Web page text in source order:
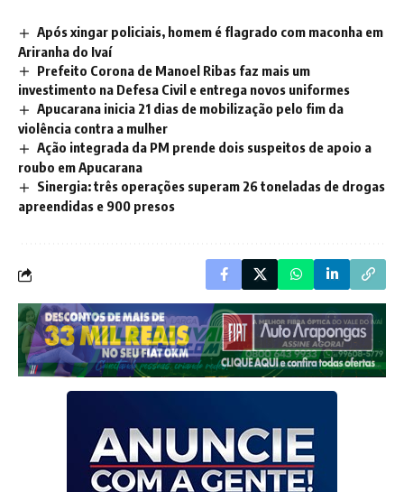
Após xingar policiais, homem é flagrado com maconha em
Ariranha do Ivaí
Prefeito Corona de Manoel Ribas faz mais um
investimento na Defesa Civil e entrega novos uniformes
Apucarana inicia 21 dias de mobilização pelo fim da
violência contra a mulher
Ação integrada da PM prende dois suspeitos de apoio a
roubo em Apucarana
Sinergia: três operações superam 26 toneladas de drogas
apreendidas e 900 presos